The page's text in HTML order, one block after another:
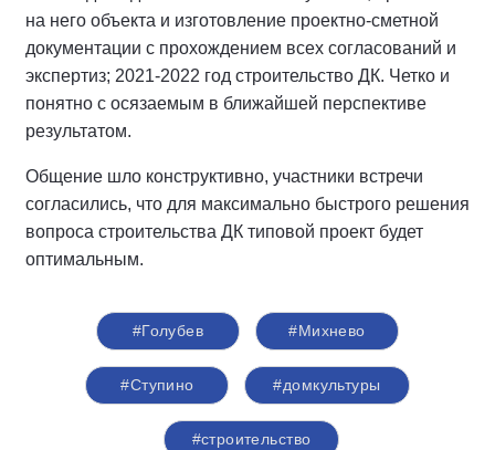
на него объекта и изготовление проектно-сметной
документации с прохождением всех согласований и
экспертиз; 2021-2022 год строительство ДК. Четко и
понятно с осязаемым в ближайшей перспективе
результатом.
Общение шло конструктивно, участники встречи
согласились, что для максимально быстрого решения
вопроса строительства ДК типовой проект будет
оптимальным.
#Голубев #Михнево
#Ступино #домкультуры
#строительство